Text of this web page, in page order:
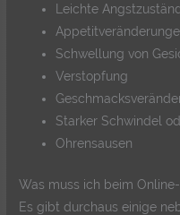
Leichte
Schwellung von
Verstopfung
Starker Schwindel
Ohrensausen
Was muss ich beim
Es gibt durchaus einige